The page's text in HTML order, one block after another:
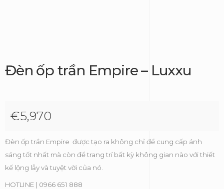
Đèn ốp trần Empire – Luxxu
€5,970
Đèn ốp trần Empire được tạo ra không chỉ để cung cấp ánh
sáng tốt nhất mà còn để trang trí bất kỳ không gian nào với thiết
kế lộng lẫy và tuyệt vời của nó.
HOTLINE | 0966 651 888